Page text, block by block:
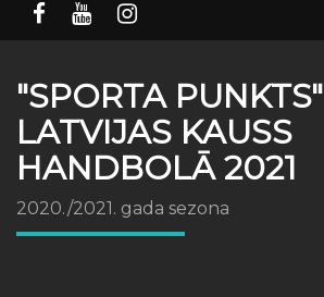
"SPORTA PUNKTS"
LATVIJAS KAUSS
HANDBOLĀ 2021
2020./2021. gada sezona